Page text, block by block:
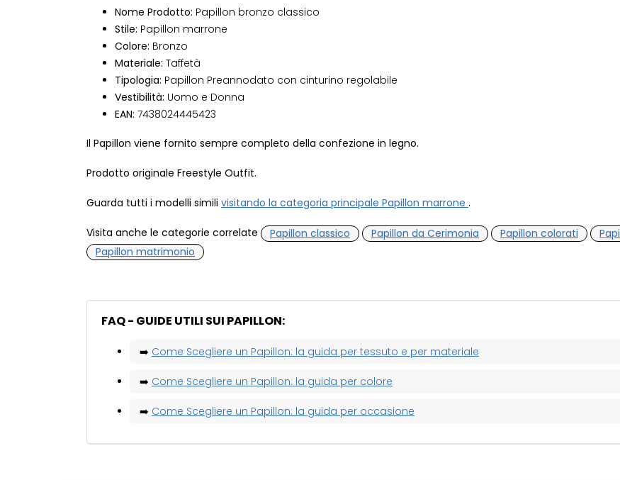
Nome Prodotto: Papillon bronzo classico
Stile: Papillon marrone
Colore: Bronzo
Materiale: Taffetà
Tipologia: Papillon Preannodato con cinturino regolabile
Vestibilità: Uomo e Donna
EAN: 7438024445423
Il Papillon viene fornito sempre completo della confezione in legno.
Prodotto originale Freestyle Outfit.
Guarda tutti i modelli simili visitando la categoria principale Papillon marrone .
Visita anche le categorie correlate Papillon classico Papillon da Cerimonia Papillon colorati
Papillon matrimonio
FAQ - GUIDE UTILI SUI PAPILLON:
➡️ Come Scegliere un Papillon: la guida per tessuto e per materiale
➡️ Come Scegliere un Papillon: la guida per colore
➡️ Come Scegliere un Papillon: la guida per occasione